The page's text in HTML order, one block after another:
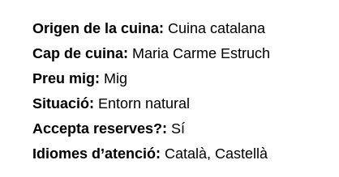
Origen de la cuina: Cuina catalana
Cap de cuina: Maria Carme Estruch
Preu mig: Mig
Situació: Entorn natural
Accepta reserves?: Sí
Idiomes d’atenció: Català, Castellà